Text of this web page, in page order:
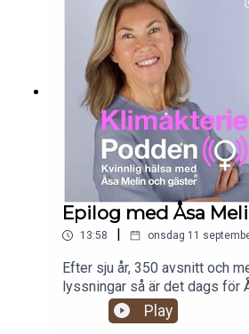
Epilog med Åsa
13:58 onsdag 11
Efter sju år, 350 avsnitt och
lyssningar så är det dags för
och sammanfatta det som
vad som händer framöver. Alla
Play